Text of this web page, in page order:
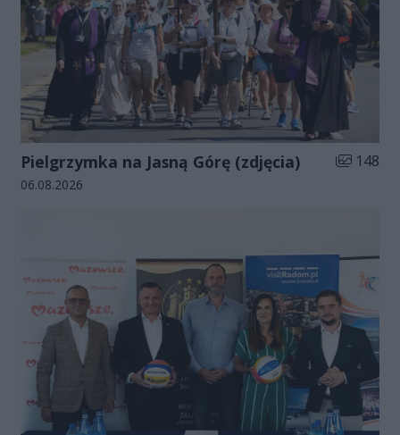
Pielgrzymka na Jasną Górę (zdjęcia) Liczba
148
Data dodania galerii:
06.08.2026